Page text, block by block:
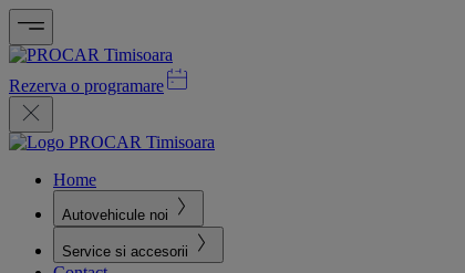
Rezerva o programare
Home
Autovehicule noi
Service si accesorii